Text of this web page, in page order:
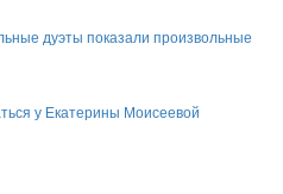
дуэты показали произвольные
у Екатерины Моисеевой